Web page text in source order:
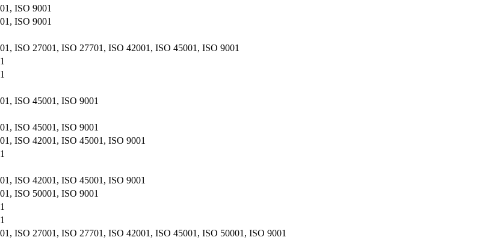
ISO 9001
ISO 9001
ISO 27001, ISO 27701, ISO 42001, ISO 45001, ISO 9001
ISO 45001, ISO 9001
ISO 45001, ISO 9001
ISO 42001, ISO 45001, ISO 9001
ISO 42001, ISO 45001, ISO 9001
ISO 50001, ISO 9001
ISO 27001, ISO 27701, ISO 42001, ISO 45001, ISO 50001, ISO 9001